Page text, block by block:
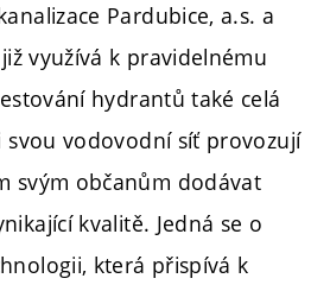
Pardubice, a.s. a
využívá k pravidelnému
hydrantů také celá
svou vodovodní síť provozují
svým občanům dodávat
kvalitě. Jedná se o
která přispívá k